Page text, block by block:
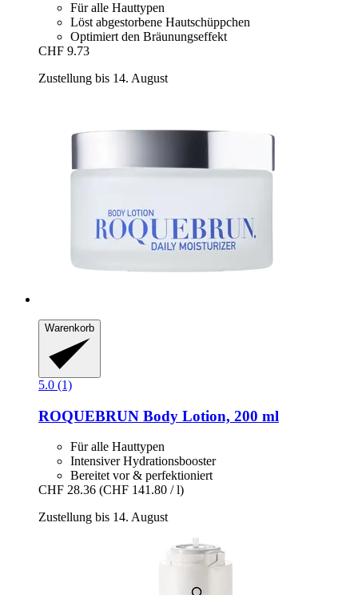
Für alle Hauttypen
Löst abgestorbene Hautschüppchen
Optimiert den Bräunungseffekt
CHF 9.73
Zustellung bis 14. August
Warenkorb
5.0 (1)
ROQUEBRUN Body Lotion, 200 ml
Für alle Hauttypen
Intensiver Hydrationsbooster
Bereitet vor & perfektioniert
CHF 28.36 (CHF 141.80 / l)
Zustellung bis 14. August